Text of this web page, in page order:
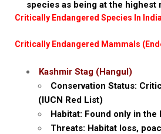
species as being at the highest
Critically Endangered Species In India
Critically Endangered Mammals
Kashmir Stag (Hangul)
Conservation Status:
(IUCN Red List)
Habitat: Found only in the
Threats: Habitat loss,